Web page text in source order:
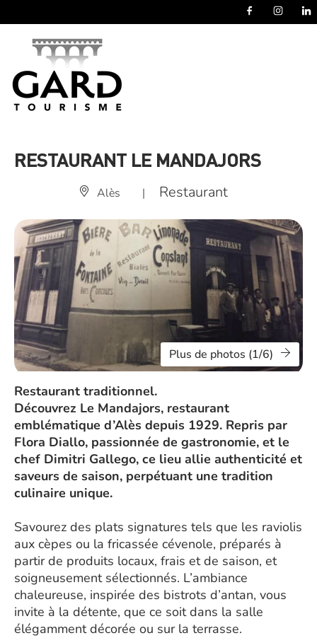
RESTAURANT LE MANDAJORS
Alès | Restaurant
Plus de photos (1/6)
Restaurant traditionnel.
Découvrez Le Mandajors, restaurant
emblématique d’Alès depuis 1929. Repris par
Flora Diallo, passionnée de gastronomie, et le
chef Dimitri Gallego, ce lieu allie authenticité et
saveurs de saison, perpétuant une tradition
culinaire unique.
Savourez des plats signatures tels que les raviolis
aux cèpes ou la fricassée cévenole, préparés à
partir de produits locaux, frais et de saison, et
soigneusement sélectionnés. L’ambiance
chaleureuse, inspirée des bistrots d’antan, vous
invite à la détente, que ce soit dans la salle
élégamment décorée ou sur la terrasse.